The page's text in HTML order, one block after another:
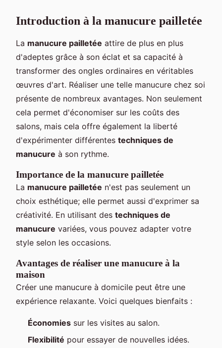
Introduction à la manucure pailletée
La manucure pailletée attire de plus en plus
d'adeptes grâce à son éclat et sa capacité à
transformer des ongles ordinaires en véritables
œuvres d'art. Réaliser une telle manucure chez soi
présente de nombreux avantages. Non seulement
cela permet d'économiser sur les coûts des
salons, mais cela offre également la liberté
d'expérimenter différentes techniques de
manucure à son rythme.
Importance de la manucure pailletée
La manucure pailletée n'est pas seulement un
choix esthétique; elle permet aussi d'exprimer sa
créativité. En utilisant des techniques de
manucure variées, vous pouvez adapter votre
style selon les occasions.
Avantages de réaliser une manucure à la
maison
Créer une manucure à domicile peut être une
expérience relaxante. Voici quelques bienfaits :
Économies sur les visites au salon.
Flexibilité pour essayer de nouvelles idées.